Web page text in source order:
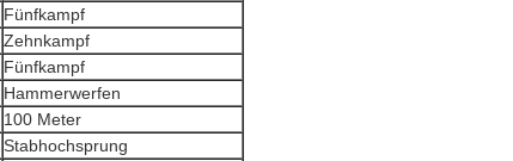
Fünfkampf
Zehnkampf
Fünfkampf
Hammerwerfen
100 Meter
Stabhochsprung